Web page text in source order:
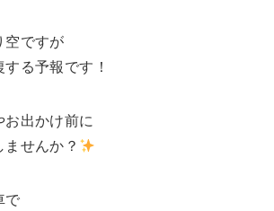
空ですが
る予報です！
出かけ前に
せんか？
で